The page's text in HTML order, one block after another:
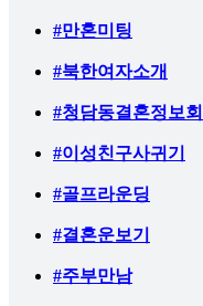
#만혼미팅
#북한여자소개
#청담동결혼정보
#이성친구사귀기
#골프라운딩
#결혼운보기
#주부만남